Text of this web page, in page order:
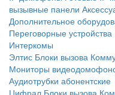
вызывные панели
Дополнительное
Переговорные устройства
Интеркомы
Элтис Блоки вызова
Мониторы
Аудиотрубки абонентские